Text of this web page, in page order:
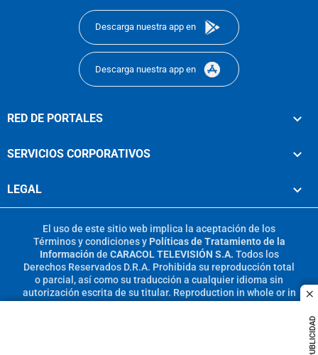
PUBLICIDAD
Descarga nuestra app en
Descarga nuestra app en
RED DE PORTALES
SERVICIOS CORPORATIVOS
LEGAL
El uso de este sitio web implica la aceptación de los
Términos y condicionesy Políticas de Tratamiento de la
Información de CARACOL TELEVISIÓN S.A. Todos los
Derechos Reservados D.R.A. Prohibida su reproducción total
o parcial, así como su traducción a cualquier idioma sin
autorización escrita de su titular. Reproduction in whole or in